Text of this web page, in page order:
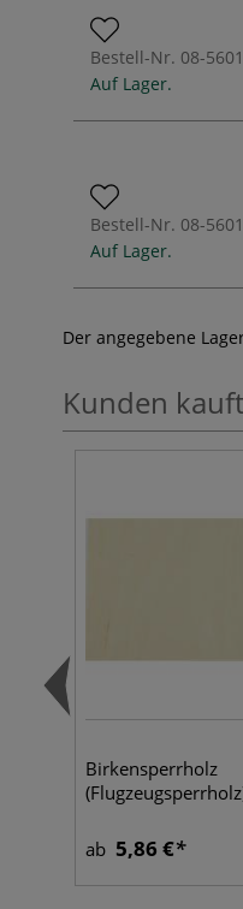
Bestell-Nr. 08-
Auf Lager.
Bestell-Nr. 08-
Auf Lager.
Der angegebene
Kunden
Birkensperrholz
ab 5,86 €